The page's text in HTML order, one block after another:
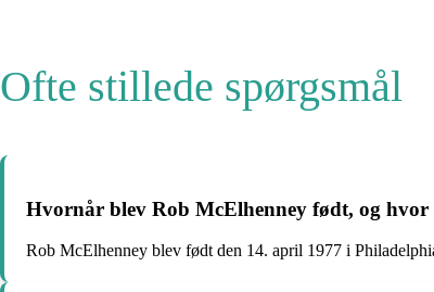
Ofte stillede spørgsmål
Hvornår blev Rob McElhenney født, og hvor
Rob McElhenney blev født den 14. april 1977 i